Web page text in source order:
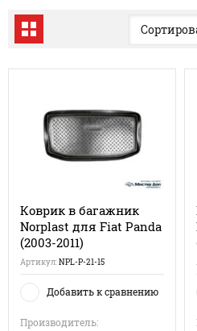
Коврик в багажник
Norplast для Fiat Panda
(2003-2011)
Артикул:NPL-P-21-15
Добавить к сравнению
Производитель: